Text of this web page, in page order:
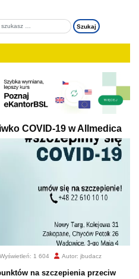
COVID-19 w Allmedica
Wyświetleń: 1 604 Autor: jbudacz
na szczepienia przeciw